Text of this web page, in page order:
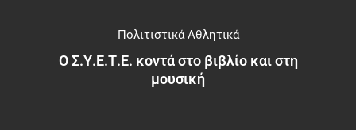
Πολιτιστικά Αθλητικά
Ο Σ.Υ.Ε.Τ.Ε. κοντά στο βιβλίο και στη
μουσική